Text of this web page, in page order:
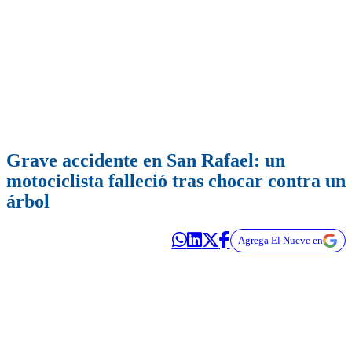
Grave accidente en San Rafael: un
motociclista falleció tras chocar contra un
árbol
Agrega El Nueve en